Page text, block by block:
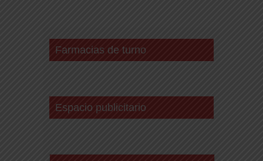
Farmacias de turno
Espacio publicitario